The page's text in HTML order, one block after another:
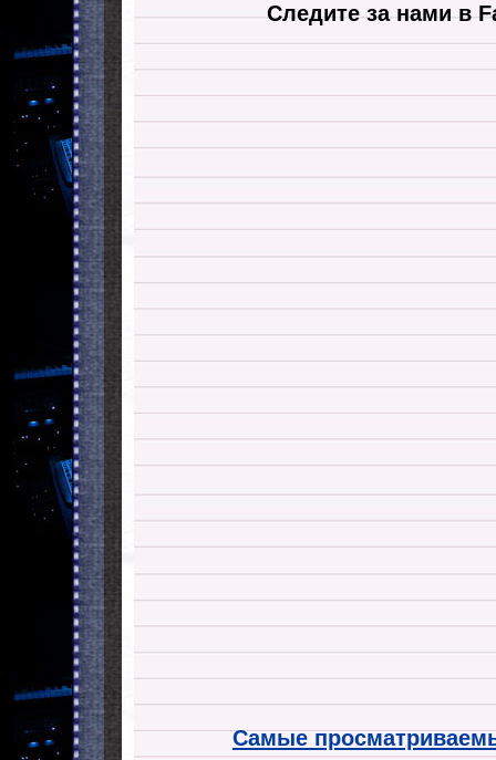
Следите за нами в
Самые